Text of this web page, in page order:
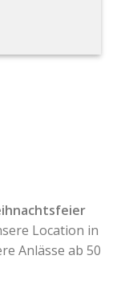
Location in
Anlässe ab 50